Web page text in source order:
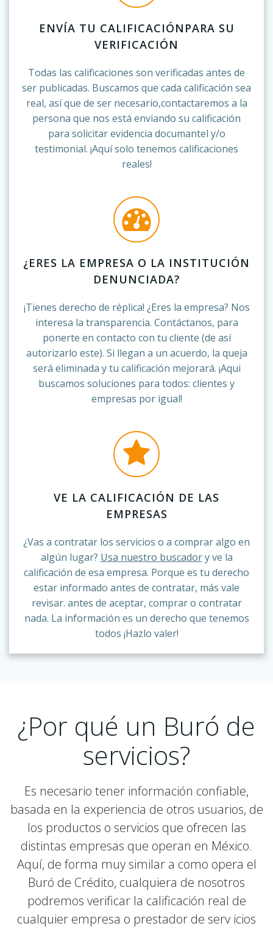
ENVÍA TU CALIFICACIÓNPARA SU
VERIFICACIÓN
Todas las calificaciones son verificadas antes de
ser publicadas. Buscamos que cada calificación sea
real, así que de ser necesario,contactaremos a la
persona que nos está enviando su calificación
para solicitar evidencia documantel y/o
testimonial. ¡Aquí solo tenemos calificaciones
reales!
¿ERES LA EMPRESA O LA INSTITUCIÓN
DENUNCIADA?
¡Tienes derecho de réplica! ¿Eres la empresa? Nos
interesa la transparencia. Contáctanos, para
ponerte en contacto con tu cliente (de así
autorizarlo este). Si llegan a un acuerdo, la queja
será eliminada y tu calificación mejorará. ¡Aqui
buscamos soluciones para todos: clientes y
empresas por igual!
VE LA CALIFICACIÓN DE LAS
EMPRESAS
¿Vas a contratar los servicios o a comprar algo en
algún lugar? Usa nuestro buscadory ve la
calificación de esa empresa. Porque es tu derecho
estar informado antes de contratar, más vale
revisar. antes de aceptar, comprar o contratar
nada. La información es un derecho que tenemos
todos ¡Hazlo valer!
¿Por qué un Buró de
servicios?
Es necesario tener información confiable,
basada en la experiencia de otros usuarios, de
los productos o servicios que ofrecen las
distintas empresas que operan en México.
Aquí, de forma muy similar a como opera el
Buró de Crédito, cualquiera de nosotros
podremos verificar la calificación real de
cualquier empresa o prestador de serv icios